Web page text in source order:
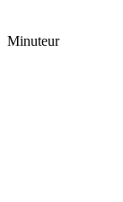
Minuteur